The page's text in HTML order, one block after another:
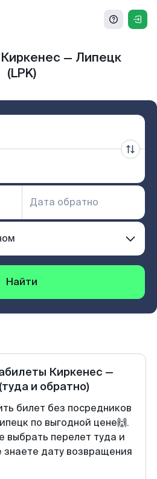
— Липецк
(LPK)
Найти
Киркенеc —
(туда и обратно)
билет без посредников
по выгодной цене🙌.
перелет туда и
знаете дату возвращения